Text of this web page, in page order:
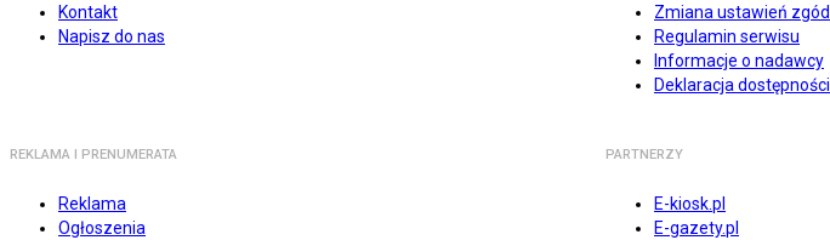
Kontakt
Napisz do nas
Zmiana ustawień zgód
Regulamin serwisu
Informacje o nadawcy
Deklaracja dostępności
REKLAMA I PRENUMERATA
Reklama
Ogłoszenia
PARTNERZY
E-kiosk.pl
E-gazety.pl